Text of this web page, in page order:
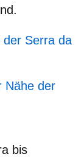
der Serra da
Nähe der
bis